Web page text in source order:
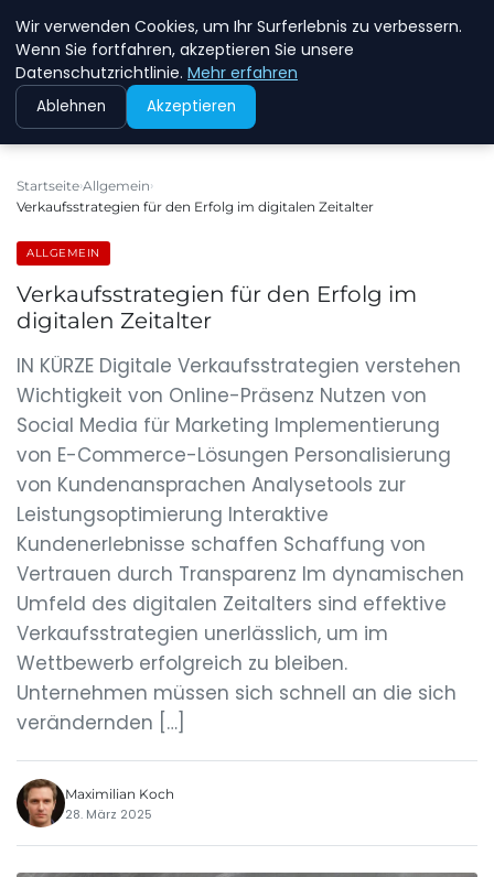
NEW ENERGY JOBS
Startseite Allgemein
Verkaufsstrategien für den Erfolg im digitalen Zeitalter
ALLGEMEIN
Verkaufsstrategien für den Erfolg im
digitalen Zeitalter
IN KÜRZE Digitale Verkaufsstrategien verstehen
Wichtigkeit von Online-Präsenz Nutzen von
Social Media für Marketing Implementierung
von E-Commerce-Lösungen Personalisierung
von Kundenansprachen Analysetools zur
Leistungsoptimierung Interaktive
Kundenerlebnisse schaffen Schaffung von
Vertrauen durch Transparenz Im dynamischen
Umfeld des digitalen Zeitalters sind effektive
Verkaufsstrategien unerlässlich, um im
Wettbewerb erfolgreich zu bleiben.
Unternehmen müssen sich schnell an die sich
verändernden […]
Maximilian Koch
28. März 2025
Wir verwenden Cookies, um Ihr Surferlebnis zu verbessern.
Wenn Sie fortfahren, akzeptieren Sie unsere
Datenschutzrichtlinie. Mehr erfahren
Ablehnen Akzeptieren